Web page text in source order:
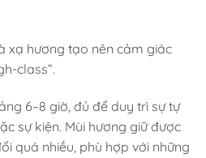
xạ hương tạo nên cảm giác
class”.
6–8 giờ, đủ để duy trì sự tự
sự kiện. Mùi hương giữ được
quá nhiều, phù hợp với những